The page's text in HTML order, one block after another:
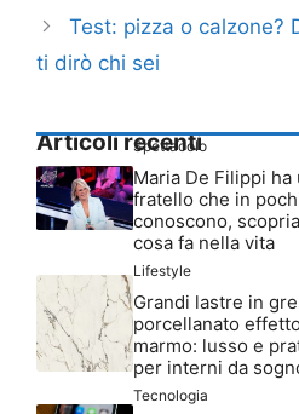
Test: pizza o calzone?
ti dirò chi sei
Articoli recenti
Spettacolo
Maria De Filippi ha
fratello che in
conoscono,
cosa fa nella vita
Lifestyle
Grandi lastre in
porcellanato effetto
marmo: lusso e
per interni da
Tecnologia